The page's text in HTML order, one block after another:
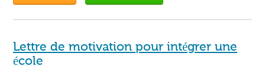
Lettre de motivation pour intégrer une
école